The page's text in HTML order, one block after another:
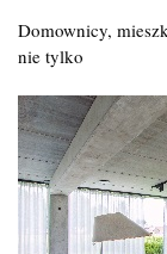
Domownicy,
nie tylko